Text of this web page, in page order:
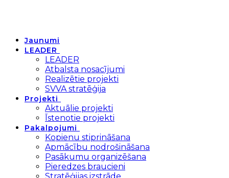
Jaunumi
LEADER
LEADER
Atbalsta nosacījumi
Realizētie projekti
SVVA stratēģija
Projekti
Aktuālie projekti
Īstenotie projekti
Pakalpojumi
Kopienu stiprināšana
Apmācību nodrošināšana
Pasākumu organizēšana
Pieredzes braucieni